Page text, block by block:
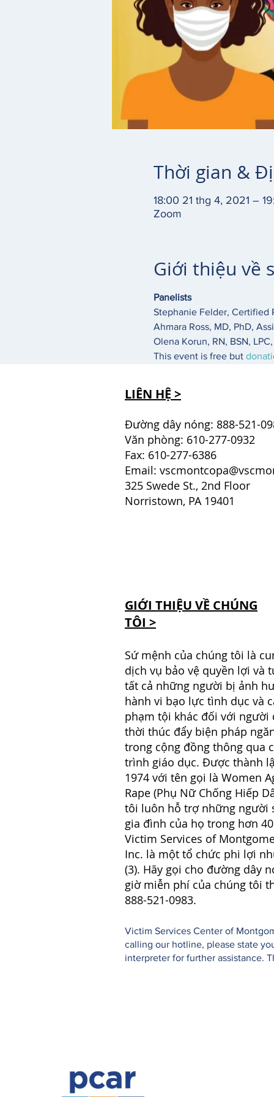
Thời gian &
18:00 21 thg 4, 2021 –
Zoom
Giới thiệu về
Panelists
Stephanie Felder, Certified
Ahmara Ross, MD, PhD,
Olena Korun, RN, BSN,
This event is free but
LIÊN HỆ >
Đường dây nóng: 888-521-
Văn phòng: 610-277-0932
Fax: 610-277-6386
Email:
325 Swede St., 2nd Floor
Norristown, PA 19401
GIỚI THIỆU VỀ CHÚNG
TÔI >
Sứ mệnh của chúng tôi là
dịch vụ bảo vệ quyền lợi và
tất cả những người bị ảnh
hành vi bạo lực tình dục và
phạm tội khác đối với người
thời thúc đẩy biện pháp
trong cộng đồng thông qua
trình giáo dục. Được thành
1974 với tên gọi là Women
Rape (Phụ Nữ Chống Hiếp
tôi luôn hỗ trợ những người
gia đình của họ trong hơn
Victim Services of
Inc. là một tổ chức phi lợi
(3). Hãy gọi cho đường dây
giờ miễn phí của chúng tôi
888-521-0983.
Victim Services Center of
calling our hotline, please state
interpreter for further assistance.